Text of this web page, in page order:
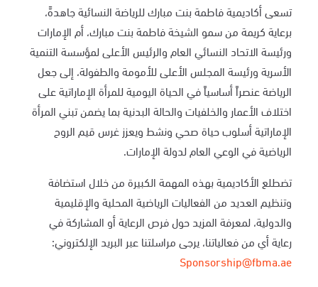
تسعى أكاديمية فاطمة بنت مبارك للرياضة النسائية جاهدةً،
برعاية كريمة من سمو الشيخة فاطمة بنت مبارك، أم الإمارات
ورئيسة الاتحاد النسائي العام والرئيس الأعلى لمؤسسة التنمية
الأسرية ورئيسة المجلس الأعلى للأمومة والطفولة، إلى جعل
الرياضة عنصراً أساسياً في الحياة اليومية للمرأة الإماراتية على
اختلاف الأعمار والخلفيات والحالة البدنية بما يضمن تبني المرأة
الإماراتية أسلوب حياة صحي ونشط ويعزز غرس قيم الروح
الرياضية في الوعي العام لدولة الإمارات.
تضطلع الأكاديمية بهذه المهمة الكبيرة من خلال استضافة
وتنظيم العديد من الفعاليات الرياضية المحلية والإقليمية
والدولية، لمعرفة المزيد حول فرص الرعاية أو المشاركة في
رعاية أي من فعالياتنا، يرجى مراسلتنا عبر البريد الإلكتروني:
Sponsorship@fbma.ae